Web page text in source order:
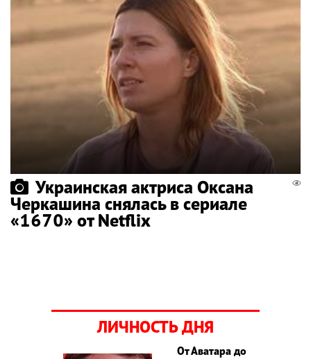
Украинская актриса Оксана
Черкашина снялась в сериале
«1670» от Netflix
ЛИЧНОСТЬ ДНЯ
От Аватара до